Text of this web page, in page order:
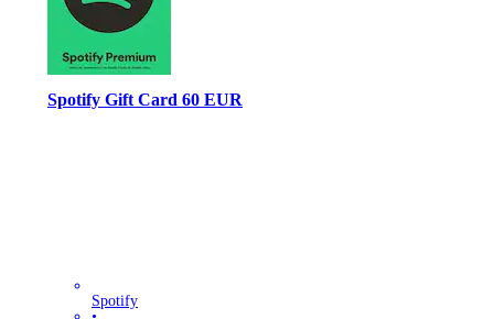
Spotify Gift Card 60 EUR
Spotify